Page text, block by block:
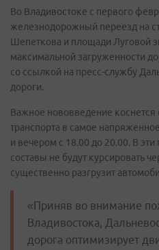
Во Владивостоке с первого
железнодорожный переезд на
Шепеткова и площади Луговой
максимальной загруженности
со ссылкой на пресс-службу
дороги.
Важное нововведение коснется
транспорта в самое
и вечером с 18.00 до 20.00. В
составы не будут курсировать
существенно разгрузит
«Приняв во внимание
Владивостока,
дорога оптимизирует